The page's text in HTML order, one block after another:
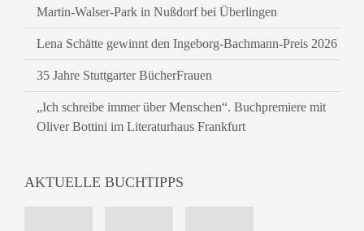
Martin-Walser-Park in Nußdorf bei Überlingen
Lena Schätte gewinnt den Ingeborg-Bachmann-Preis 2026
35 Jahre Stuttgarter BücherFrauen
„Ich schreibe immer über Menschen“. Buchpremiere mit
Oliver Bottini im Literaturhaus Frankfurt
AKTUELLE BUCHTIPPS